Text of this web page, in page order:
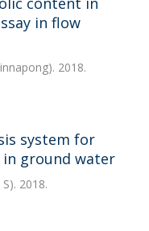
in flow
2018.
system for
ground water
2018.